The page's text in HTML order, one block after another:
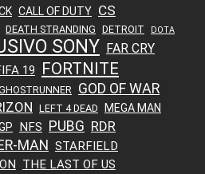
CALL OF DUTY CS
DEATH STRANDING DETROIT DOTA
SONY FAR CRY
19 FORTNITE
GOD OF WAR
LEFT 4 DEAD MEGA MAN
NFS PUBG RDR
MAN STARFIELD
THE LAST OF US